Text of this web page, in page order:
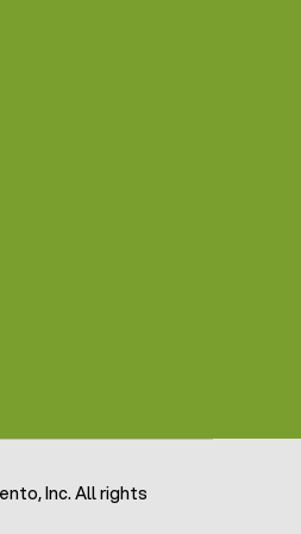
Inc. All rights